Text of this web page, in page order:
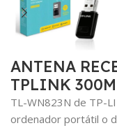
ANTENA
TPLINK
TL-WN823N de TP-
ordenador portátil o